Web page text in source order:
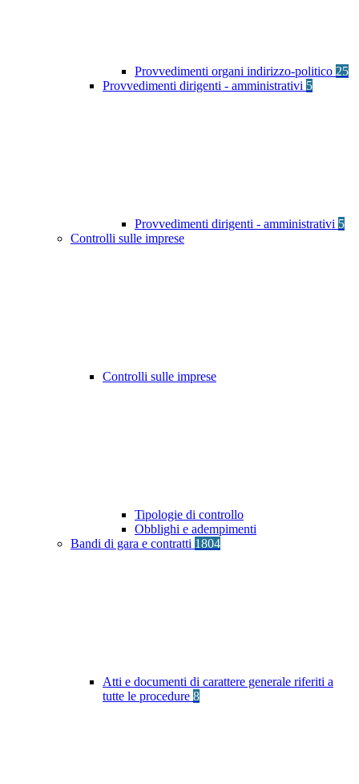
Provvedimenti organi indirizzo-politico 25
Provvedimenti dirigenti - amministrativi 5
Provvedimenti dirigenti - amministrativi 5
Controlli sulle imprese
Controlli sulle imprese
Tipologie di controllo
Obblighi e adempimenti
Bandi di gara e contratti 1804
Atti e documenti di carattere generale riferiti a
tutte le procedure 8